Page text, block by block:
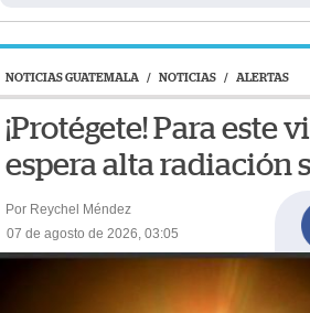
NOTICIAS GUATEMALA / NOTICIAS / ALERTAS
¡Protégete! Para este
espera alta radiación
Por Reychel Méndez
07 de agosto de 2026, 03:05